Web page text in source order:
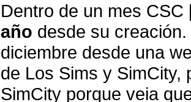
Dentro de un mes
año desde su
diciembre desde una
de Los Sims y SimCity,
SimCity porque veia